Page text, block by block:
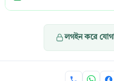
লগইন করে